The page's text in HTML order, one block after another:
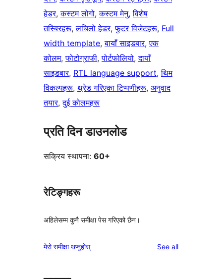
हेडर, कस्टम लोगो, कस्टम मेनु, विशेष
तस्बिरहरू, लचिलो हेडर, फुटर विजेटहरू, Full
width template, बायाँ साइडबार, एक
कोलम, फोटोग्राफी, पोर्टफोलियो, दायाँ
साइडबार, RTL language support, थिम
विकल्पहरू, थ्रेड गरिएका टिप्पणीहरू, अनुवाद
तयार, दुई कोलमहरू
प्रति दिन डाउनलोड
सक्रिय स्थापना: 60+
रेटिङ्गहरू
अहिलेसम्म कुनै समीक्षा पेस गरिएको छैन।
मेरो समीक्षा थप्नुहोस् See allreviews